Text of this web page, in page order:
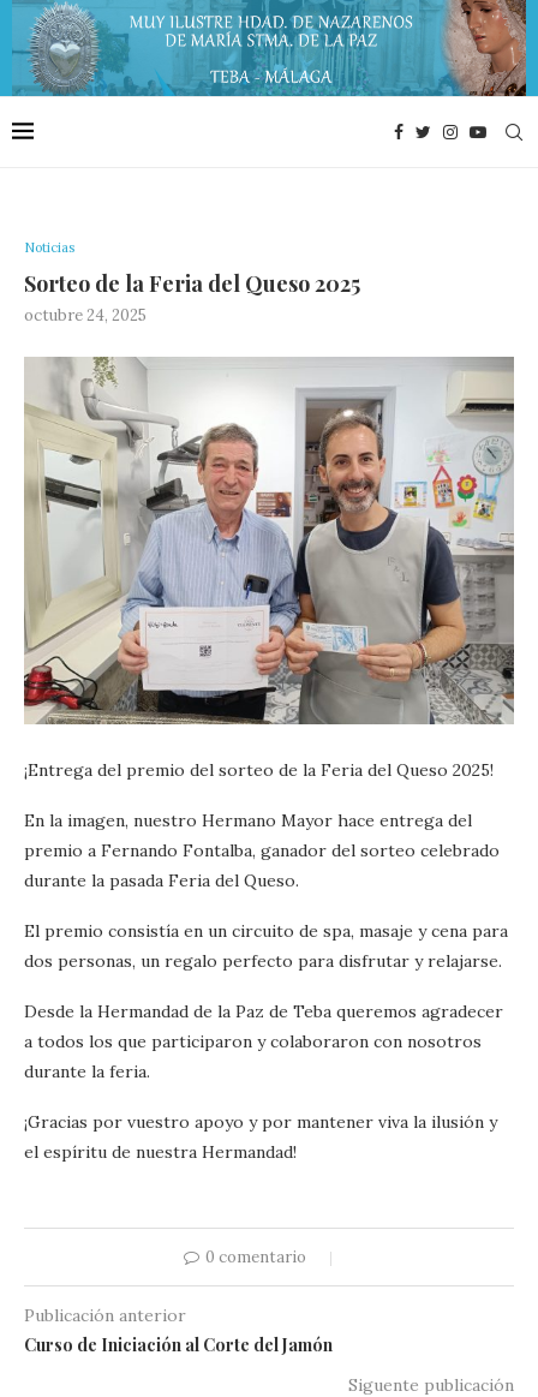
Noticias
Sorteo de la Feria del Queso 2025
octubre 24, 2025
¡Entrega del premio del sorteo de la Feria del Queso 2025!
En la imagen, nuestro Hermano Mayor hace entrega del
premio a Fernando Fontalba, ganador del sorteo celebrado
durante la pasada Feria del Queso.
El premio consistía en un circuito de spa, masaje y cena para
dos personas, un regalo perfecto para disfrutar y relajarse.
Desde la Hermandad de la Paz de Teba queremos agradecer
a todos los que participaron y colaboraron con nosotros
durante la feria.
¡Gracias por vuestro apoyo y por mantener viva la ilusión y
el espíritu de nuestra Hermandad!
0 comentario
Publicación anterior
Curso de Iniciación al Corte del Jamón
Siguente publicación